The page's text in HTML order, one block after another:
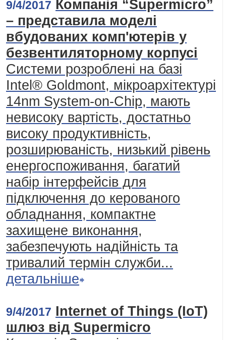
9/4/2017 Компанія “Supermicro”
– представила моделі
вбудованих комп'ютерів у
безвентиляторному корпусі
Системи розроблені на базі
Intel® Goldmont, мікроархітектурі
14nm System-on-Chip, мають
невисоку вартість, достатньо
високу продуктивність,
розширюваність, низький рівень
енергоспоживання, багатий
набір інтерфейсів для
підключення до керованого
обладнання, компактне
захищене виконання,
забезпечують надійність та
тривалий термін служби...
детальніше
9/4/2017 Internet of Things (IoT)
шлюз від Supermicro